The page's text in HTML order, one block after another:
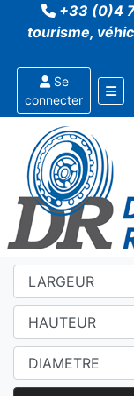
+33 (0)4
tourisme,
Se
connecter